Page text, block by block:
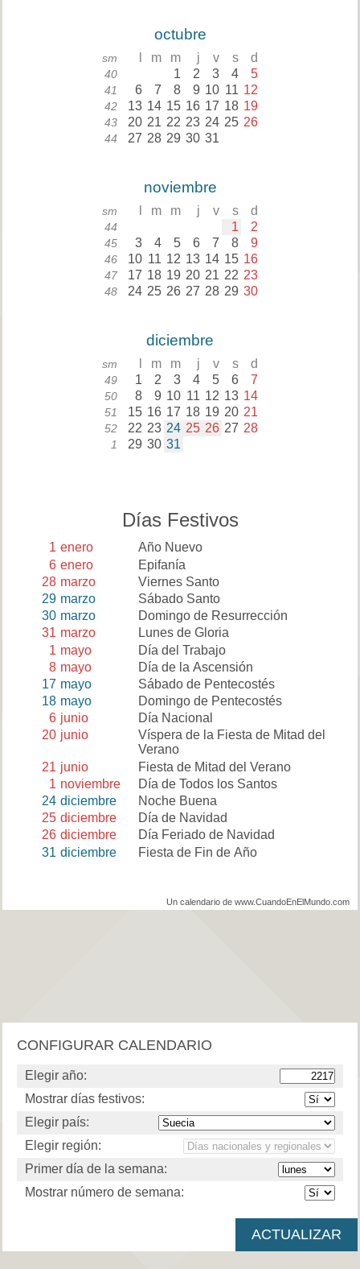
octubre
sm m m j v s d
40 1 2 3 4 5
41 6 7 8 9 10 11 12
42 13 14 15 16 17 18 19
43 20 21 22 23 24 25 26
44 27 28 29 30 31
noviembre
sm m m j v s d
44 1 2
45 3 4 5 6 7 8 9
46 10 11 12 13 14 15 16
47 17 18 19 20 21 22 23
48 24 25 26 27 28 29 30
diciembre
sm m m j v s d
49 1 2 3 4 5 6 7
50 8 9 10 11 12 13 14
51 15 16 17 18 19 20 21
52 22 23 24 25 26 27 28
1 29 30 31
Días Festivos
1 enero
Año Nuevo
6 enero
Epifanía
28 marzo
Viernes Santo
29 marzo
Sábado Santo
30 marzo
Domingo de Resurrección
31 marzo
Lunes de Gloria
1 mayo
Día del Trabajo
8 mayo
Día de la Ascensión
17 mayo
Sábado de Pentecostés
18 mayo
Domingo de Pentecostés
6 junio
Día Nacional
20 junio
Víspera de la Fiesta de Mitad del
Verano
21 junio
Fiesta de Mitad del Verano
1 noviembre
Día de Todos los Santos
24 diciembre
Noche Buena
25 diciembre
Día de Navidad
26 diciembre
Día Feriado de Navidad
31 diciembre Fiesta de Fin de Año
Un calendario de www.CuandoEnElMundo.com
CONFIGURAR CALENDARIO
Elegir año:
Mostrar días festivos:
Elegir país:
Elegir región:
Primer día de la semana:
Mostrar número de semana: